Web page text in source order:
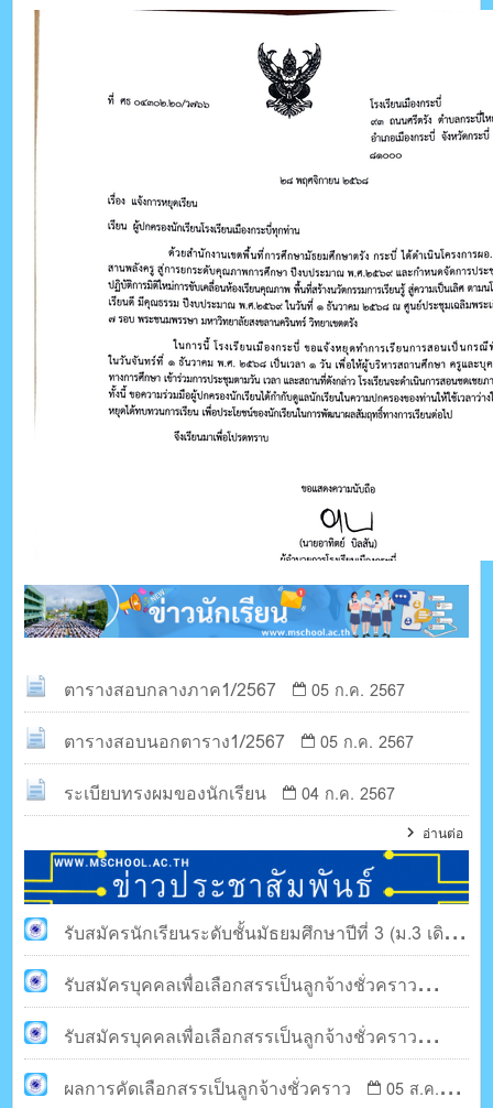
ตารางสอบกลางภาค1/2567 05 ก.ค. 2567
ตารางสอบนอกตาราง1/2567 05 ก.ค. 2567
ระเบียบทรงผมของนักเรียน 04 ก.ค. 2567
อ่านต่อ
รับสมัครนักเรียนระดับชั้นมัธยมศึกษาปีที่ 3 (ม.3 เดิม)
13 ม.ค. 2568
รับสมัครบุคคลเพื่อเลือกสรรเป็นลูกจ้างชั่วคราว
13 ม.ค. 2568
รับสมัครบุคคลเพื่อเลือกสรรเป็นลูกจ้างชั่วคราว
03 ม.ค. 2568
ผลการคัดเลือกสรรเป็นลูกจ้างชั่วคราว 05 ส.ค.